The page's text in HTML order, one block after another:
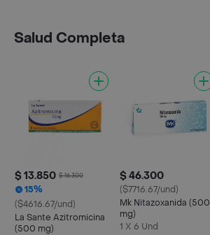
Salud Completa
$ 13.850 $ 16.300
15%
($4616.67/und)
La Sante Azitromicina
(500 mg)
$ 46.300
($7716.67/und)
Mk Nitazoxanida (500
mg)
1 X 6 Und